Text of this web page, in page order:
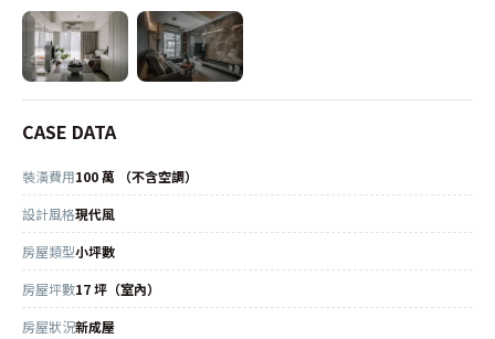
CASE DATA
裝潢費用100 萬 （不含空調）
設計風格現代風
房屋類型小坪數
房屋坪數17 坪（室內）
房屋狀況新成屋